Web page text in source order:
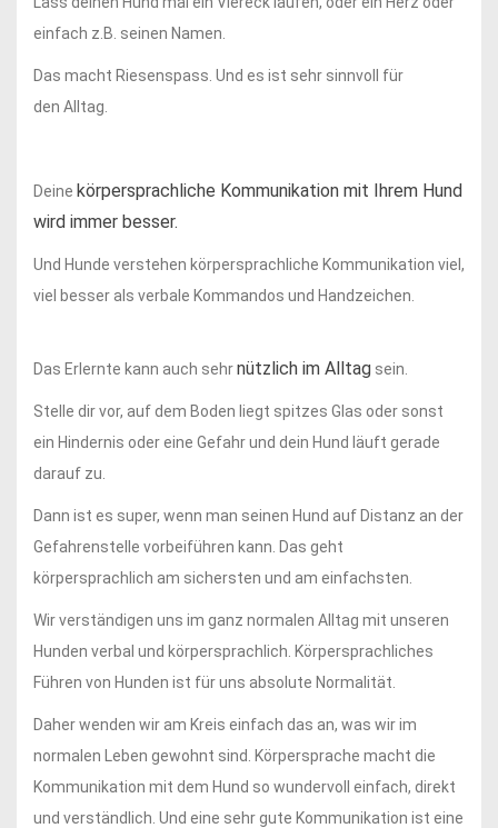
einfach z.B. seinen Namen.
Das macht Riesenspass. Und es ist sehr sinnvoll für
den Alltag.
Deine körpersprachliche Kommunikation mit Ihrem Hund
wird immer besser.
Und Hunde verstehen körpersprachliche Kommunikation viel,
viel besser als verbale Kommandos und Handzeichen.
Das Erlernte kann auch sehrnützlich im Alltag sein.
Stelle dir vor, auf dem Boden liegt spitzes Glas oder sonst
ein Hindernis oder eine Gefahr und dein Hund läuft gerade
darauf zu.
Dann ist es super, wenn man seinen Hund auf Distanz an der
Gefahrenstelle vorbeiführen kann. Das geht
körpersprachlich am sichersten und am einfachsten.
Wir verständigen uns im ganz normalen Alltag mit unseren
Hunden verbal und körpersprachlich. Körpersprachliches
Führen von Hunden ist für uns absolute Normalität.
Daher wenden wir am Kreis einfach das an, was wir im
normalen Leben gewohnt sind. Körpersprache macht die
Kommunikation mit dem Hund so wundervoll einfach, direkt
und verständlich. Und eine sehr gute Kommunikation ist eine